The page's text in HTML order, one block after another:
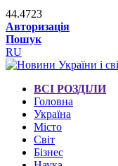
44.4723
Авторизація
Пошук
RU
ВСІ РОЗДІЛИ
Головна
Україна
Місто
Світ
Бізнес